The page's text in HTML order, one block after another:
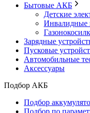
Бытовые АКБ
Детские
Инвалидные
Зарядные
Пусковые
Автомобильные
Аксессуары
Подбор АКБ
Подбор
Подбор по